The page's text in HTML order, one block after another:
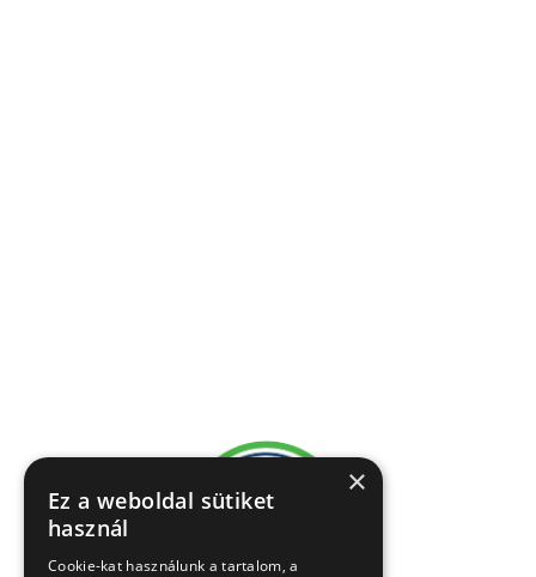
×
Ez a weboldal sütiket
használ
Cookie-kat használunk a tartalom, a